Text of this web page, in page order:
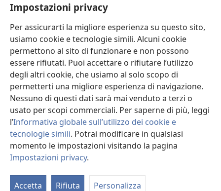
Impostazioni privacy
Per assicurarti la migliore esperienza su questo sito,
usiamo cookie e tecnologie simili. Alcuni cookie
permettono al sito di funzionare e non possono
essere rifiutati. Puoi accettare o rifiutare l’utilizzo
degli altri cookie, che usiamo al solo scopo di
permetterti una migliore esperienza di navigazione.
Nessuno di questi dati sarà mai venduto a terzi o
usato per scopi commerciali. Per saperne di più, leggi
l’Informativa globale sull’utilizzo dei cookie e
tecnologie simili. Potrai modificare in qualsiasi
momento le impostazioni visitando la pagina
Impostazioni privacy.
Accetta Rifiuta Personalizza
tanto piccola, a che serve essere ansiosi per le altre?
faticano né filano, eppure vi dico che nemmeno
Salomone in tutta la sua gloria si adornò come uno di
loro. y 28 Quindi, se Dio veste così la vegetazione
dei campi, che oggi c’è e domani viene gettata nel
forno, quanto più vestirà voi, uomini di poca fede!
29 Smettete perciò di cercare cosa mangiare e cosa
bere, e smettete di angosciarvi,
30 perché sono le
nazioni del mondo che vanno all’affannosa ricerca di
tutte queste cose, ma il Padre vostro sa che ne avete
bisogno. a 31 Piuttosto, continuate a cercare il suo
Regno, e queste cose vi saranno date in aggiunta.
Padre vostro ha deciso di darvi il Regno.